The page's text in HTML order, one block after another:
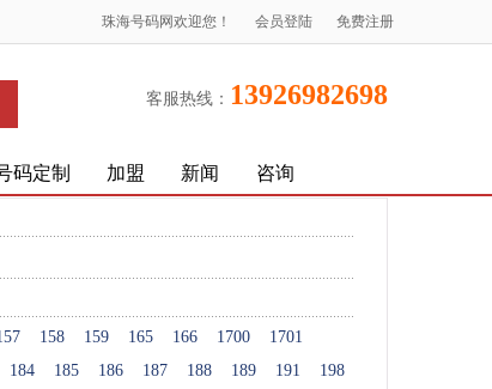
珠海号码网欢迎您！ 会员登陆 免费注册
客服热线： 13926982698
码定制 加盟 新闻 咨询
158 159 165 166 1700
1701
184 185 186 187 188 189 191
198